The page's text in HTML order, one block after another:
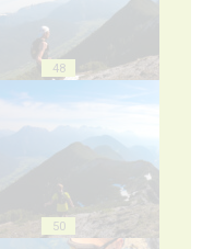
48
50